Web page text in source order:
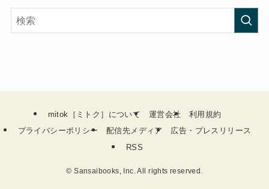
mitok［ミトク］について 運営会社
利用規約
プライバシーポリシー
配信先メディア
広告・プレスリリース
RSS
© Sansaibooks, Inc. All rights reserved.